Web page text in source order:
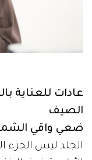
عادات للعناية
الصيف
ضعي واقي
الجلد ليس